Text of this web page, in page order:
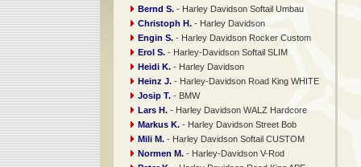
Bernd S.- Harley Davidson Softail Umbau
Christoph H.- Harley Davidson
Engin S.- Harley Davidson Rocker Custom
Erol S.- Harley-Davidson Softail SLIM
Heidi K.- Harley Davidson
Heinz J.- Harley-Davidson Road King WHITE
Josip T.- BMW
Lars H.- Harley Davidson WALZ Hardcore
Markus K.- Harley Davidson Street Bob
Mili M.- Harley Davidson Softail CUSTOM
Normen M.- Harley-Davidson V-Rod